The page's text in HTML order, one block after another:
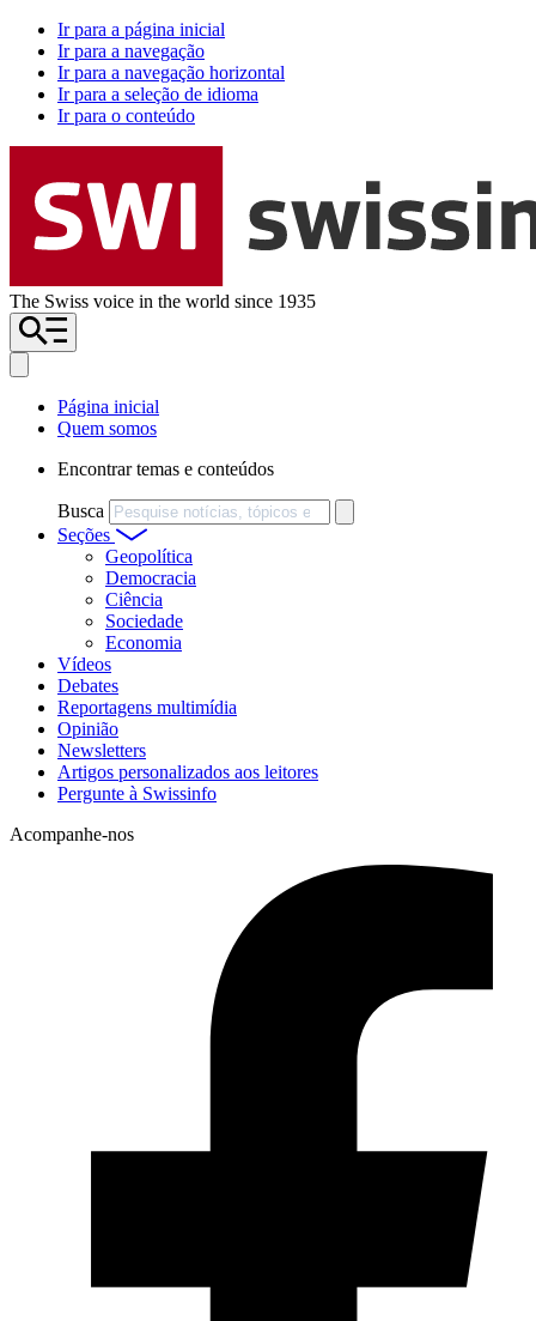
Ir para a página inicial
Ir para a navegação
Ir para a navegação horizontal
Ir para a seleção de idioma
Ir para o conteúdo
The Swiss voice in the world since 1935
Página inicial
Quem somos
Encontrar temas e conteúdos
Busca
Seções
Geopolítica
Democracia
Ciência
Sociedade
Economia
Vídeos
Debates
Reportagens multimídia
Opinião
Newsletters
Artigos personalizados aos leitores
Pergunte à Swissinfo
Acompanhe-nos